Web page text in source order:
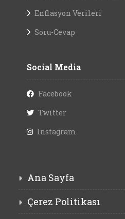
Enflasyon Verileri
Soru-Cevap
Social Media
Facebook
Twitter
Instagram
Ana Sayfa
Çerez Politikası